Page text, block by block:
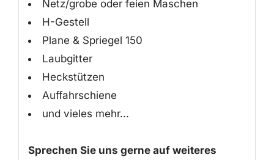
Netz/grobe oder feien Maschen
H-Gestell
Plane & Spriegel 150
Laubgitter
Heckstützen
Auffahrschiene
und vieles mehr...
Sprechen Sie uns gerne auf weiteres